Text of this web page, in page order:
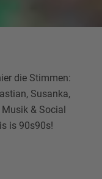
die Stimmen:
Susanka,
& Social
is 90s90s!